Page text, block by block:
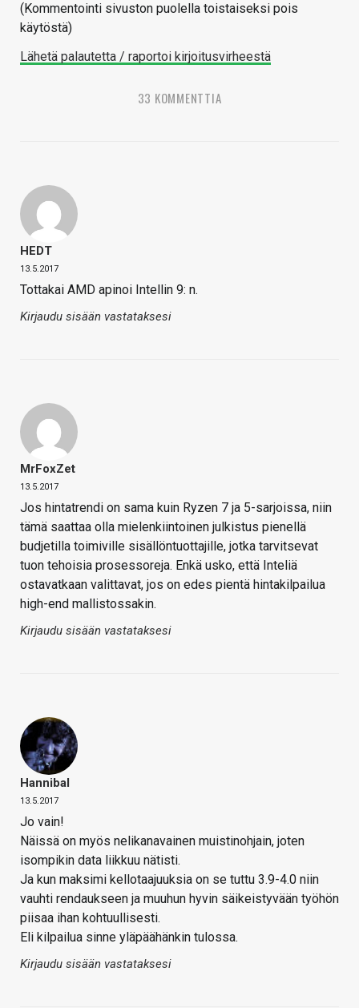
(Kommentointi sivuston puolella toistaiseksi pois
käytöstä)
Lähetä palautetta / raportoi kirjoitusvirheestä
33 KOMMENTTIA
HEDT
13.5.2017
Tottakai AMD apinoi Intellin 9: n.
Kirjaudu sisään vastataksesi
MrFoxZet
13.5.2017
Jos hintatrendi on sama kuin Ryzen 7 ja 5-sarjoissa, niin
tämä saattaa olla mielenkiintoinen julkistus pienellä
budjetilla toimiville sisällöntuottajille, jotka tarvitsevat
tuon tehoisia prosessoreja. Enkä usko, että Inteliä
ostavatkaan valittavat, jos on edes pientä hintakilpailua
high-end mallistossakin.
Kirjaudu sisään vastataksesi
Hannibal
13.5.2017
Jo vain!
Näissä on myös nelikanavainen muistinohjain, joten
isompikin data liikkuu nätisti.
Ja kun maksimi kellotaajuuksia on se tuttu 3.9-4.0 niin
vauhti rendaukseen ja muuhun hyvin säikeistyvään työhön
piisaa ihan kohtuullisesti.
Eli kilpailua sinne yläpäähänkin tulossa.
Kirjaudu sisään vastataksesi